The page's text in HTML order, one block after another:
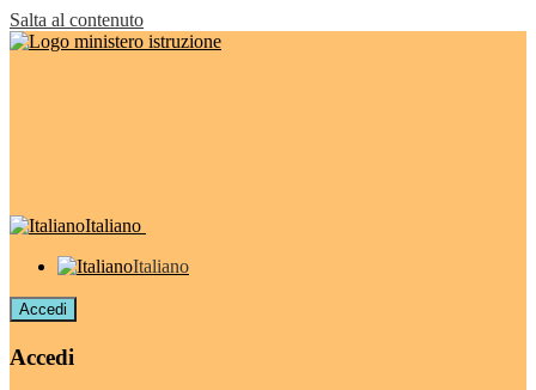
Salta al contenuto
Italiano
Italiano
Accedi
Accedi